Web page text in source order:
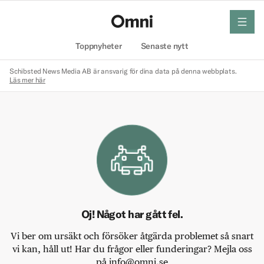
Toppnyheter Senaste nytt
meny
Schibsted News Media AB är ansvarig för dina data på denna webbplats.
Läs mer här
Oj! Något har gått fel.
Vi ber om ursäkt och försöker åtgärda problemet så snart
vi kan, håll ut! Har du frågor eller funderingar? Mejla oss